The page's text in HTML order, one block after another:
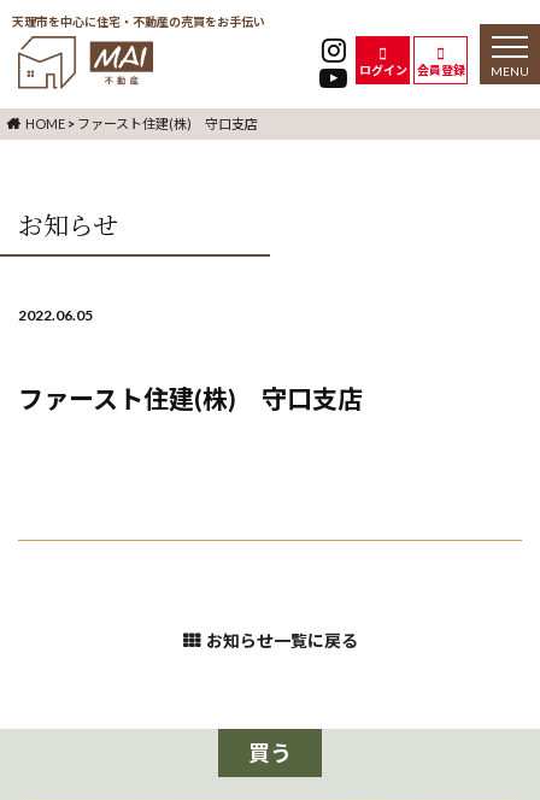
天理市を中心に住宅・不動産の売買をお手伝い
ログイン 会員登録
toggle
HOME > ファースト住建(株) 守口支店
お知らせ
2022.06.05
ファースト住建(株) 守口支店
お知らせ一覧に戻る
買う